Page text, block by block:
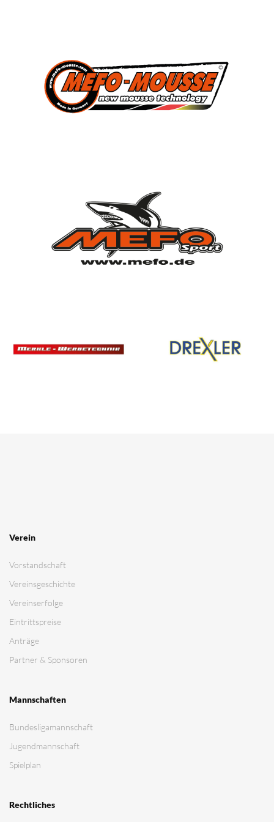
Verein
Vorstandschaft
Vereinsgeschichte
Vereinserfolge
Eintrittspreise
Anträge
Partner & Sponsoren
Mannschaften
Bundesligamannschaft
Jugendmannschaft
Spielplan
Rechtliches